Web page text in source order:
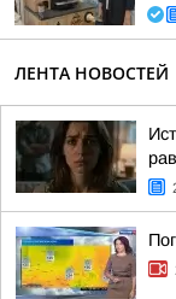
ЛЕНТА НОВОСТЕЙ